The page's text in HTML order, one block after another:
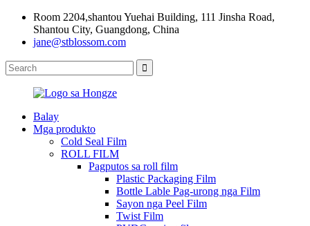
Room 2204,shantou Yuehai Building, 111 Jinsha Road,
Shantou City, Guangdong, China
jane@stblossom.com
Balay
Mga produkto
Cold Seal Film
ROLL FILM
Pagputos sa roll film
Plastic Packaging Film
Bottle Lable Pag-urong nga Film
Sayon nga Peel Film
Twist Film